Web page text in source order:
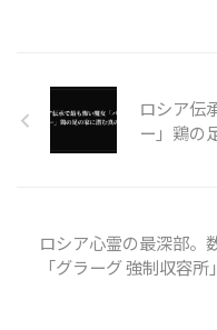
ロシア伝
ー」鶏の
ロシア心霊の最深部。
「グラーグ 強制収容